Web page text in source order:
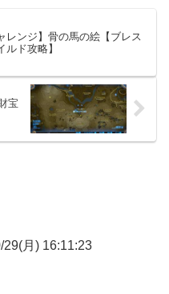
レンジ】骨の馬の絵【ブレス
ルド攻略】
宝
月) 16:11:23